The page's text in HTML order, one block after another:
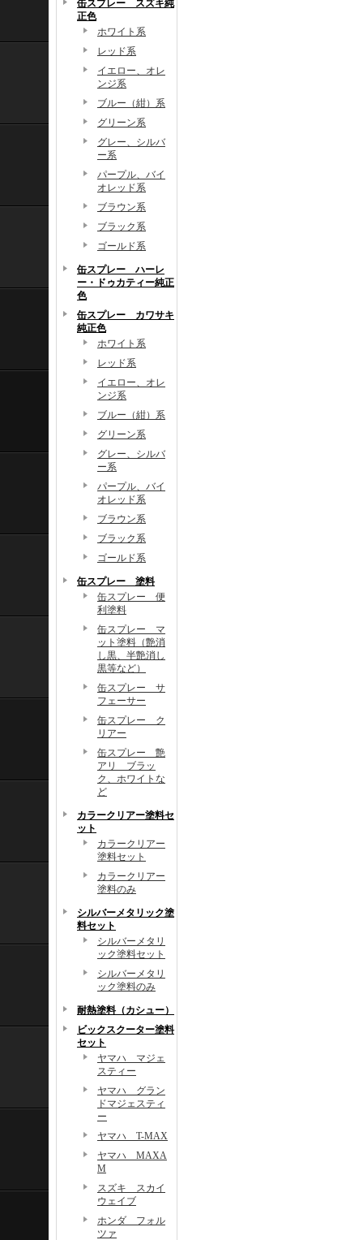
缶スプレー スズキ純
正色
ホワイト系
レッド系
イエロー、オレ
ンジ系
ブルー（紺）系
グリーン系
グレー、シルバ
ー系
パープル、バイ
オレッド系
ブラウン系
ブラック系
ゴールド系
缶スプレー ハーレ
ー・ドゥカティー純正
色
缶スプレー カワサキ
純正色
ホワイト系
レッド系
イエロー、オレ
ンジ系
ブルー（紺）系
グリーン系
グレー、シルバ
ー系
パープル、バイ
オレッド系
ブラウン系
ブラック系
ゴールド系
缶スプレー 塗料
缶スプレー 便
利塗料
缶スプレー マ
ット塗料（艶消
し黒、半艶消し
黒等など）
缶スプレー サ
フェーサー
缶スプレー ク
リアー
缶スプレー 艶
アリ ブラッ
ク、ホワイトな
ど
カラークリアー塗料セ
ット
カラークリアー
塗料セット
カラークリアー
塗料のみ
シルバーメタリック塗
料セット
シルバーメタリ
ック塗料セット
シルバーメタリ
ック塗料のみ
耐熱塗料（カシュー）
ビックスクーター塗料
セット
ヤマハ マジェ
スティー
ヤマハ グラン
ドマジェスティ
ー
ヤマハ T-MAX
ヤマハ MAXA
M
スズキ スカイ
ウェイブ
ホンダ フォル
ツァ